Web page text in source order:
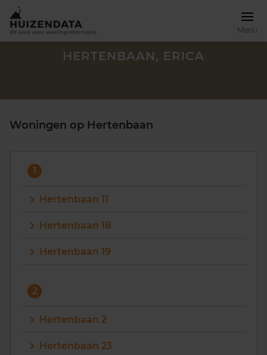
Menu
Vragen? Neem contact met ons op
088 220 4200
HERTENBAAN, ERICA
Woningen op Hertenbaan
1
Hertenbaan 11
Hertenbaan 18
Hertenbaan 19
2
Hertenbaan 2
Hertenbaan 23